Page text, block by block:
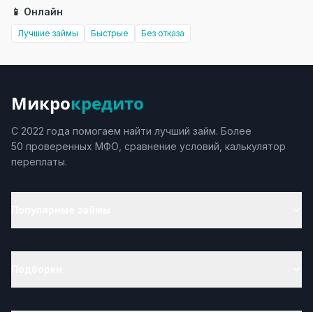
📱 Онлайн
Лучшие займы Быстрые Без отказа
Микрокредито
С 2022 года помогаем найти лучший займ. Более
50 проверенных МФО, сравнение условий, калькулятор
переплаты.